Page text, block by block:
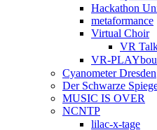
Hackathon
metaformance
Virtual Choir
VR
VR-
Cyanometer Dresden
Der Schwarze
MUSIC IS OVER
NCNTP
lilac-x-tage